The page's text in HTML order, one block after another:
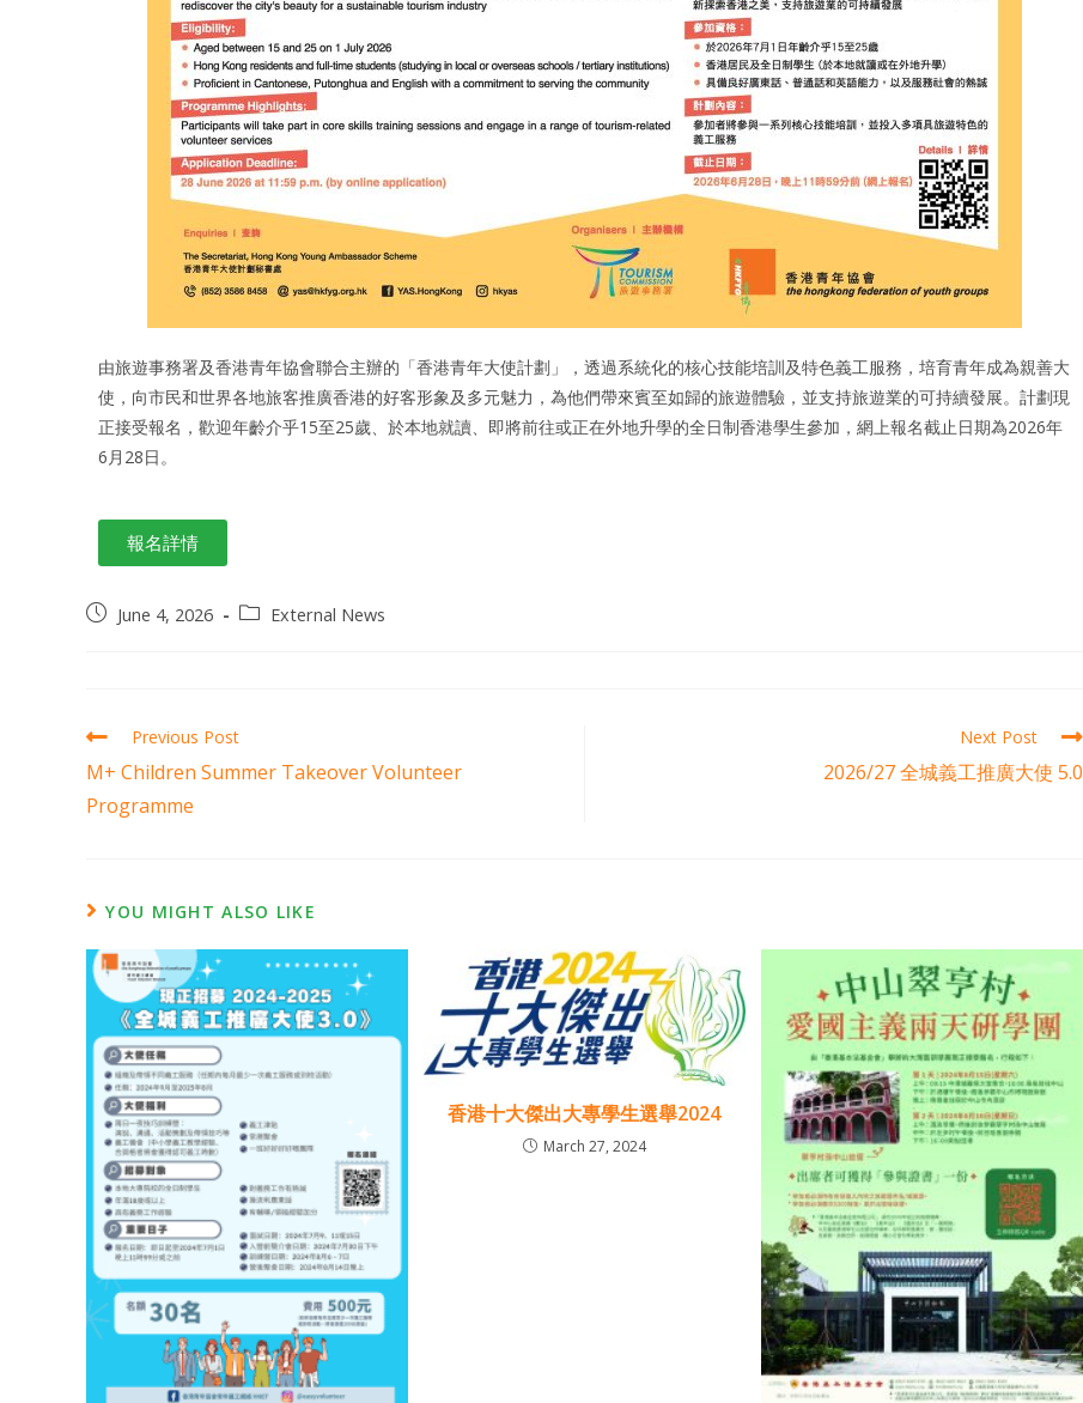
由旅遊事務署及香港青年協會聯合主辦的「香港青年大使計劃」，透過系統化的核心技能培訓及特色義工服務，培育青年成為親善大
使，向市民和世界各地旅客推廣香港的好客形象及多元魅力，為他們帶來賓至如歸的旅遊體驗，並支持旅遊業的可持續發展。計劃現
正接受報名，歡迎年齡介乎15至25歲、於本地就讀、即將前往或正在外地升學的全日制香港學生參加，網上報名截止日期為2026年
6月28日。
報名詳情
June 4, 2026 External News
Previous Post
M+ Children Summer Takeover Volunteer
Programme
Next Post
2026/27 全城義工推廣大使 5.0
YOU MIGHT ALSO LIKE
香港十大傑出大專學生選舉2024
March 27, 2024